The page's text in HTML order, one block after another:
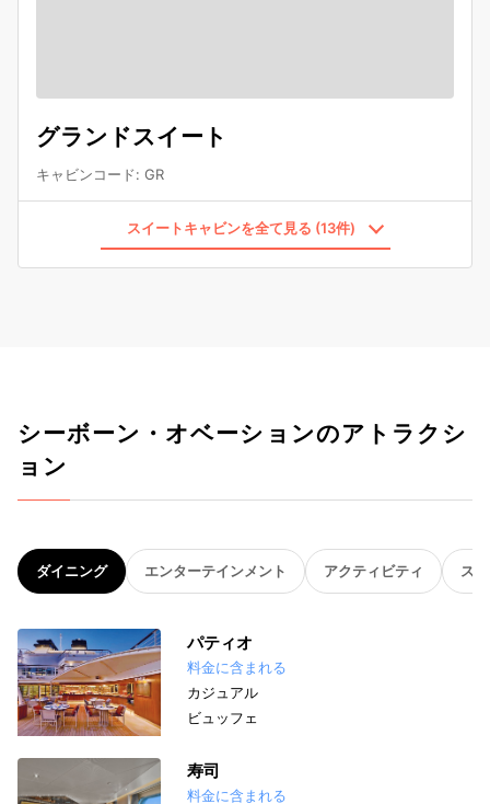
グランドスイート
キャビンコード: GR
スイートキャビンを全て見る (13件)
シーボーン・オベーションのアトラクシ
ョン
ダイニング エンターテインメント アクティビティ ス
パティオ
料金に含まれる
カジュアル
ビュッフェ
寿司
料金に含まれる